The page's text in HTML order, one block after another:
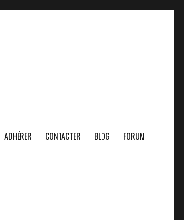
ADHÉRER CONTACTER BLOG FORUM